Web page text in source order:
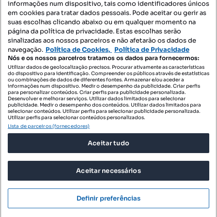
Mapa do Site
Contacte-nos
SIGA-NOS:
DESCARREGAR NA:
© 2026 Imovirtual.com, OLX Portugal, S.A.
TERMOS DE UTILIZAÇÃO
POLÍTICA DE PRIVACIDADE
CONFIGURAÇÕES DE PRIVACIDADE
informações num dispositivo, tais como identificadores únicos
em cookies para tratar dados pessoais. Pode aceitar ou gerir as
suas escolhas clicando abaixo ou em qualquer momento na
página da política de privacidade. Estas escolhas serão
sinalizadas aos nossos parceiros e não afetarão os dados de
navegação. Política de Cookies, Política de Privacidade
Nós e os nossos parceiros tratamos os dados para fornecermos:
Utilizar dados de geolocalização precisos. Procurar ativamente as características
do dispositivo para identificação. Compreender os públicos através de estatísticas
ou combinações de dados de diferentes fontes. Armazenar e/ou aceder a
informações num dispositivo. Medir o desempenho da publicidade. Criar perfis
para personalizar conteúdos. Criar perfis para publicidade personalizada.
Desenvolver e melhorar serviços. Utilizar dados limitados para selecionar
publicidade. Medir o desempenho dos conteúdos. Utilizar dados limitados para
selecionar conteúdos. Utilizar perfis para selecionar publicidade personalizada.
Utilizar perfis para selecionar conteúdos personalizados.
Lista de parceiros (fornecedores)
Aceitar tudo
Aceitar necessários
Definir preferências